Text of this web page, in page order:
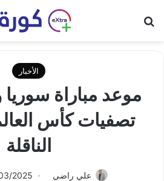
الأخبار
موعد مباراة سوريا
تصفيات كأس
الناقلة
علي راضي 2025